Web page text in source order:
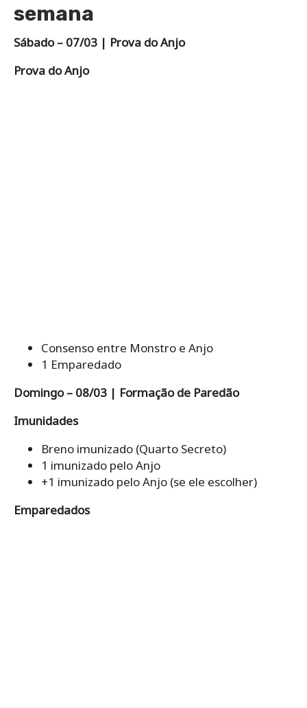
semana
Sábado – 07/03 | Prova do Anjo
Prova do Anjo
Consenso entre Monstro e Anjo
1 Emparedado
Domingo – 08/03 | Formação de Paredão
Imunidades
Breno imunizado (Quarto Secreto)
1 imunizado pelo Anjo
+1 imunizado pelo Anjo (se ele escolher)
Emparedados